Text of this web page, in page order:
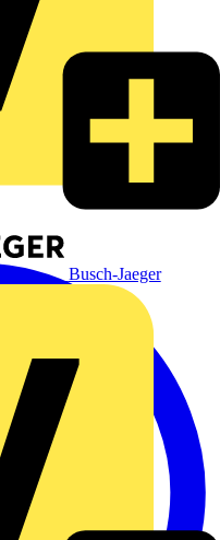
Busch-Jaeger